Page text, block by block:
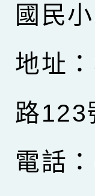
國民
地址
路123
電話